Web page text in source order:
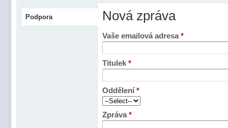
Podpora Nová zpráva
Vaše emailová adresa*
Titulek *
Oddělení*
Zpráva*